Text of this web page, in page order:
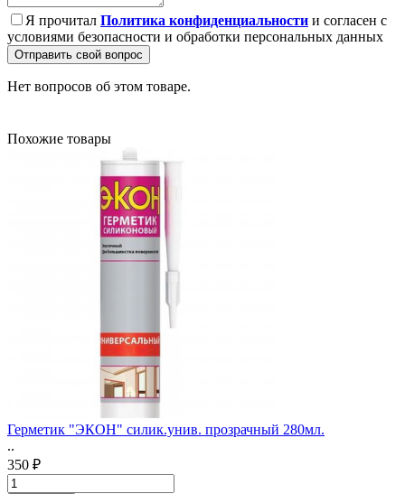
Я прочитал Политика конфиденциальности и согласен с
условиями безопасности и обработки персональных данных
Отправить свой вопрос
Нет вопросов об этом товаре.
Похожие товары
Герметик "ЭКОН" силик.унив. прозрачный 280мл.
..
350 ₽